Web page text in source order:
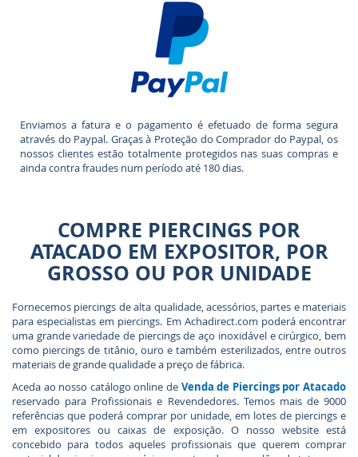
Enviamos a fatura e o pagamento é efetuado de forma segura
através do Paypal. Graças à Proteção do Comprador do Paypal, os
nossos clientes estão totalmente protegidos nas suas compras e
ainda contra fraudes num período até 180 dias.
COMPRE PIERCINGS POR
ATACADO EM EXPOSITOR, POR
GROSSO OU POR UNIDADE
Fornecemos piercings de alta qualidade, acessórios, partes e materiais
para especialistas em piercings. Em Achadirect.com poderá encontrar
uma grande variedade de piercings de aço inoxidável e cirúrgico, bem
como piercings de titânio, ouro e também esterilizados, entre outros
materiais de grande qualidade a preço de fábrica.
Aceda ao nosso catálogo online de Venda de Piercings por Atacado
reservado para Profissionais e Revendedores. Temos mais de 9000
referências que poderá comprar por unidade, em lotes de piercings e
em expositores ou caixas de exposição. O nosso website está
concebido para todos aqueles profissionais que querem comprar